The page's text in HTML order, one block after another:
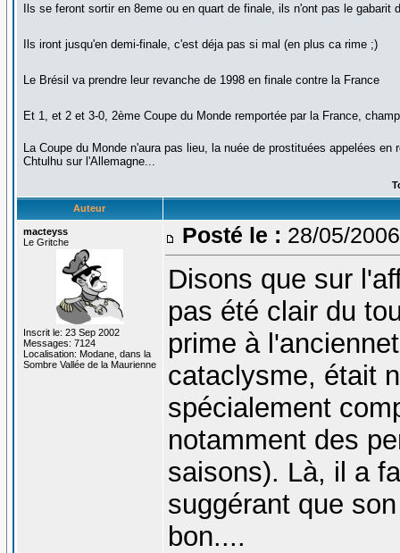
Ils se feront sortir en 8eme ou en quart de finale, ils n'ont pas le gabarit
Ils iront jusqu'en demi-finale, c'est déja pas si mal (en plus ca rime ;)
Le Brésil va prendre leur revanche de 1998 en finale contre la France
Et 1, et 2 et 3-0, 2ème Coupe du Monde remportée par la France,
La Coupe du Monde n'aura pas lieu, la nuée de prostituées appelées
Chtulhu sur l'Allemagne...
Auteur
macteyss
Le Gritche
Inscrit le: 23 Sep 2002
Messages: 7124
Localisation: Modane, dans la
Sombre Vallée de la Maurienne
Posté le : 28/05/
Disons que sur
pas été clair du
prime à
cataclysme, était
spécialement
notamment des
saisons). Là, il a
suggérant que
bon....